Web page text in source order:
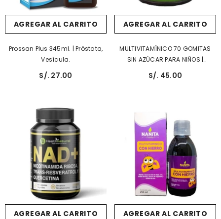
AGREGAR AL CARRITO
Prossan Plus 345ml. | Próstata,
Vesícula.
S/. 27.00
AGREGAR AL CARRITO
MULTIVITAMÍNICO 70 GOMITAS
SIN AZÚCAR PARA NIÑOS |
Crecimiento, Concentración,
Sistema Inmunológico.
S/. 45.00
AGREGAR AL CARRITO AGREGAR AL CARRITO